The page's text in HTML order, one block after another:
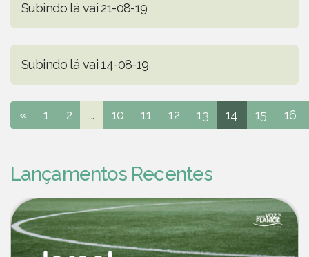
Subindo lá vai 21-08-19
Subindo lá vai 14-08-19
« 1 2 ... 10 11 12 13 14 15 16
Lançamentos Recentes